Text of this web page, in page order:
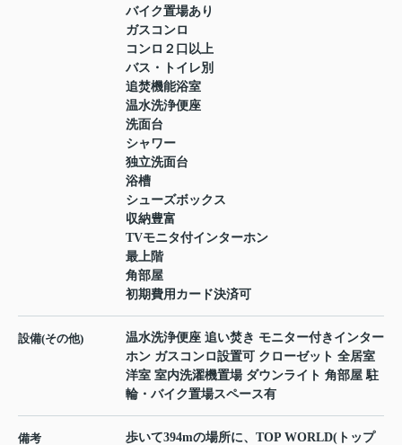
バイク置場あり
ガスコンロ
コンロ２口以上
バス・トイレ別
追焚機能浴室
温水洗浄便座
洗面台
シャワー
独立洗面台
浴槽
シューズボックス
収納豊富
TVモニタ付インターホン
最上階
角部屋
初期費用カード決済可
設備(その他)
温水洗浄便座 追い焚き モニター付きインター
ホン ガスコンロ設置可 クローゼット 全居室
洋室 室内洗濯機置場 ダウンライト 角部屋 駐
輪・バイク置場スペース有
備考 歩いて394mの場所に、TOP WORLD(トップ